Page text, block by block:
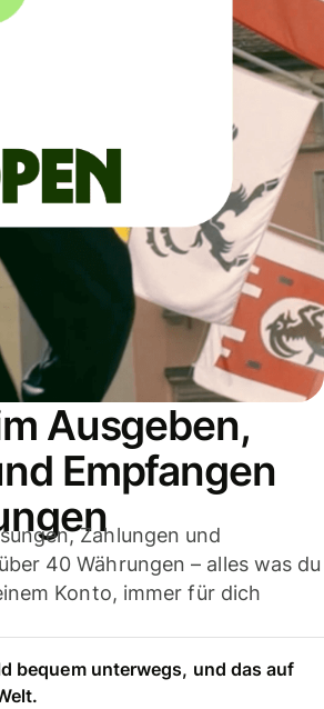
Ausgeben,
Empfangen
Zahlungen und
40 Währungen – alles was du
Konto, immer für dich
bequem unterwegs, und das auf